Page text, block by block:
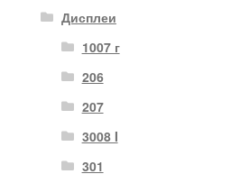
Дисплеи
1007 г
206
207
3008 I
301